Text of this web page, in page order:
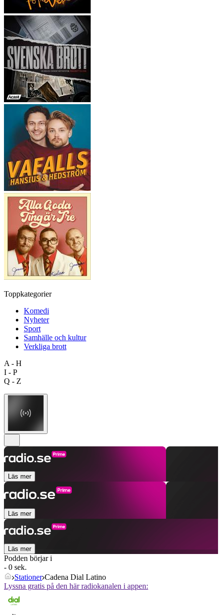
Toppkategorier
Komedi
Nyheter
Sport
Samhälle och kultur
Verkliga brott
A - H
I - P
Q - Z
Läs mer
Läs mer
Läs mer
Podden börjar i
- 0 sek.
Stationer Cadena Dial Latino
Lyssna gratis på den här radiokanalen i appen: